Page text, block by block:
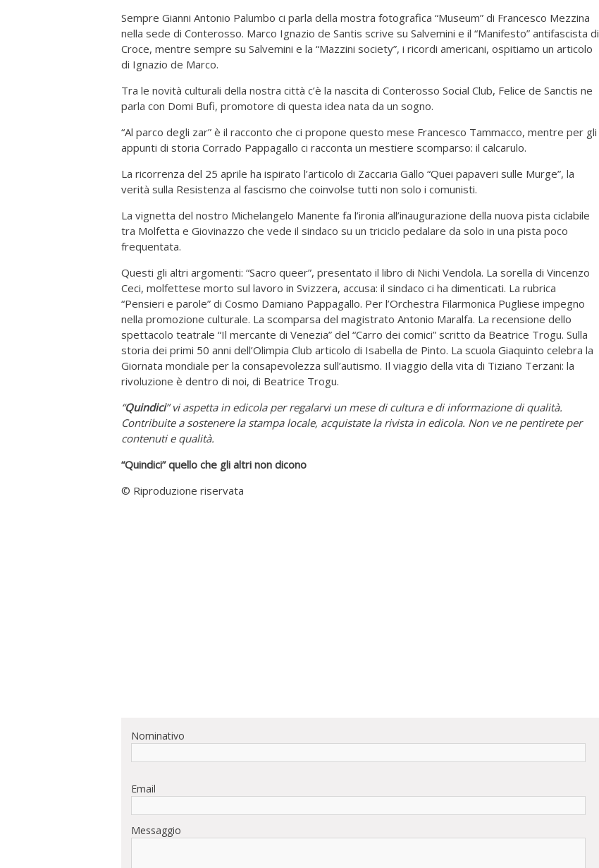
Sempre Gianni Antonio Palumbo ci parla della mostra fotografica “Museum” di Francesco Mezzina
nella sede di Conterosso. Marco Ignazio de Santis scrive su Salvemini e il “Manifesto” antifascista di
Croce, mentre sempre su Salvemini e la “Mazzini society”, i ricordi americani, ospitiamo un articolo
di Ignazio de Marco.
Tra le novità culturali della nostra città c’è la nascita di Conterosso Social Club, Felice de Sanctis ne
parla con Domi Bufi, promotore di questa idea nata da un sogno.
“Al parco degli zar” è il racconto che ci propone questo mese Francesco Tammacco, mentre per gli
appunti di storia Corrado Pappagallo ci racconta un mestiere scomparso: il calcarulo.
La ricorrenza del 25 aprile ha ispirato l’articolo di Zaccaria Gallo “Quei papaveri sulle Murge”, la
verità sulla Resistenza al fascismo che coinvolse tutti non solo i comunisti.
La vignetta del nostro Michelangelo Manente fa l’ironia all’inaugurazione della nuova pista ciclabile
tra Molfetta e Giovinazzo che vede il sindaco su un triciclo pedalare da solo in una pista poco
frequentata.
Questi gli altri argomenti: “Sacro queer”, presentato il libro di Nichi Vendola. La sorella di Vincenzo
Ceci, molfettese morto sul lavoro in Svizzera, accusa: il sindaco ci ha dimenticati. La rubrica
“Pensieri e parole” di Cosmo Damiano Pappagallo. Per l’Orchestra Filarmonica Pugliese impegno
nella promozione culturale. La scomparsa del magistrato Antonio Maralfa. La recensione dello
spettacolo teatrale “Il mercante di Venezia” del “Carro dei comici” scritto da Beatrice Trogu. Sulla
storia dei primi 50 anni dell’Olimpia Club articolo di Isabella de Pinto. La scuola Giaquinto celebra la
Giornata mondiale per la consapevolezza sull’autismo. Il viaggio della vita di Tiziano Terzani: la
rivoluzione è dentro di noi, di Beatrice Trogu.
“Quindici” vi aspetta in edicola per regalarvi un mese di cultura e di informazione di qualità.
Contribuite a sostenere la stampa locale, acquistate la rivista in edicola. Non ve ne pentirete per
contenuti e qualità.
“Quindici” quello che gli altri non dicono
© Riproduzione riservata
Nominativo
Email
Messaggio